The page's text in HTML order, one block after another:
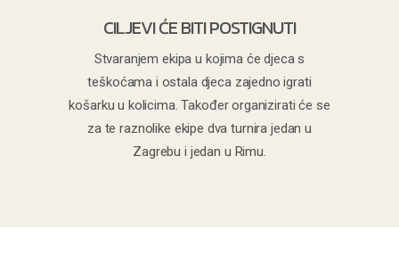
CILJEVI ĆE BITI POSTIGNUTI
Stvaranjem ekipa u kojima će djeca s
teškoćama i ostala djeca zajedno igrati
košarku u kolicima. Također organizirati će se
za te raznolike ekipe dva turnira jedan u
Zagrebu i jedan u Rimu.